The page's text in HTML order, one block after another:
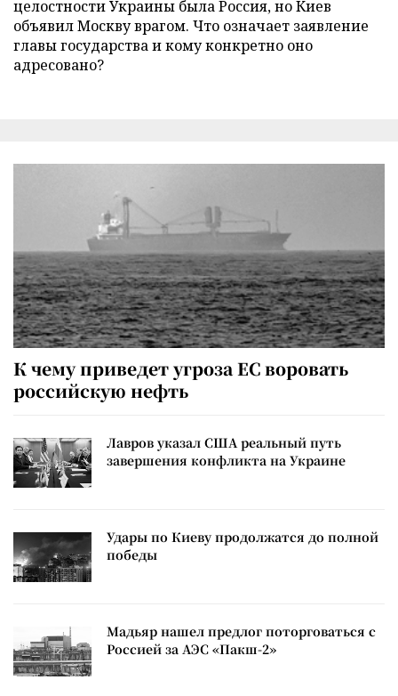
целостности Украины была Россия, но Киев
объявил Москву врагом. Что означает заявление
главы государства и кому конкретно оно
адресовано?
К чему приведет угроза ЕС воровать
российскую нефть
Лавров указал США реальный путь
завершения конфликта на Украине
Удары по Киеву продолжатся до полной
победы
Мадьяр нашел предлог поторговаться с
Россией за АЭС «Пакш-2»